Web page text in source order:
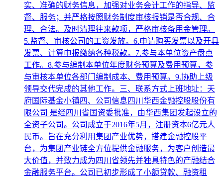
实、准确的财务信息，加强对业务会计工作的指导、监
督、服务；并严格按照财务制度审核报销是否合规、合
理、合法。及时清理往来款项，严格审核备用金管理。
5.监督、审核公司的工资发放。6.申请购买发票以及开具
发票、计算申报缴纳各种税款。7.参与本单位资产盘点
工作。8.参与编制本单位年度财务预算及费用预算，参
与审核本单位各部门编制成本、费用预算。9.协助上级
领导交代完成的其他工作。三、联系方式上班地址：天
府国际基金小镇四、公司信息四川华西金融控股股份有
限公司 是经四川省国资委批准，由华西集团发起设立的
全资子公司。公司成立于2016年5月，注册资本6亿元人
民币。旨在充分利用集团产业优势，搭建金融控股平
台，为集团产业链全方位提供金融服务，为客户创造最
大价值，并致力成为四川省领先并独具特色的产融结合
金融服务平台。公司已初步形成了小额贷款、融资租